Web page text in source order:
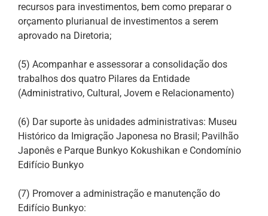
recursos para investimentos, bem como preparar o
orçamento plurianual de investimentos a serem
aprovado na Diretoria;
(5) Acompanhar e assessorar a consolidação dos
trabalhos dos quatro Pilares da Entidade
(Administrativo, Cultural, Jovem e Relacionamento)
(6) Dar suporte às unidades administrativas: Museu
Histórico da Imigração Japonesa no Brasil; Pavilhão
Japonês e Parque Bunkyo Kokushikan e Condomínio
Edifício Bunkyo
(7) Promover a administração e manutenção do
Edifício Bunkyo: